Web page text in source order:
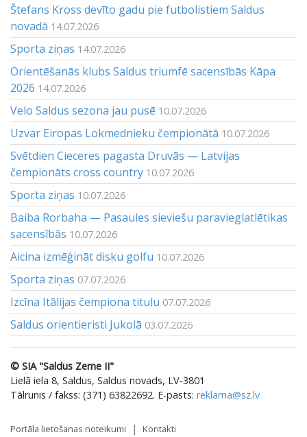
Štefans Kross devīto gadu pie futbolistiem Saldus
novadā 14.07.2026
Sporta ziņas 14.07.2026
Orientēšanās klubs Saldus triumfē sacensībās Kāpa
2026 14.07.2026
Velo Saldus sezona jau pusē 10.07.2026
Uzvar Eiropas Lokmednieku čempionātā 10.07.2026
Svētdien Cieceres pagasta Druvās — Latvijas
čempionāts cross country 10.07.2026
Sporta ziņas 10.07.2026
Baiba Rorbaha — Pasaules sieviešu paravieglatlētikas
sacensībās 10.07.2026
Aicina izmēģināt disku golfu 10.07.2026
Sporta ziņas 07.07.2026
Izcīna Itālijas čempiona titulu 07.07.2026
Saldus orientieristi Jukolā 03.07.2026
© SIA "Saldus Zeme II"
Lielā iela 8, Saldus, Saldus novads, LV-3801
Tālrunis / fakss: (371) 63822692. E-pasts: reklama@sz.lv
Portāla lietošanas noteikumi Kontakti